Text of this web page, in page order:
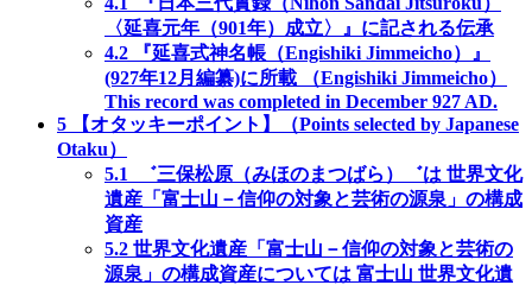
〈延喜元年（901年）成立〉』に記される伝承
4.2 『延喜式神名帳（Engishiki Jimmeicho）』
(927年12月編纂)に所載 （Engishiki Jimmeicho）
This record was completed in December 927 AD.
5 【オタッキーポイント】（Points selected by Japanese
Otaku）
5.1
゛三保松原（みほのまつばら）゛は 世界文化
遺産「富士山－信仰の対象と芸術の源泉」の構成
資産
5.2 世界文化遺産「富士山－信仰の対象と芸術の
源泉」の構成資産については 富士山 世界文化遺